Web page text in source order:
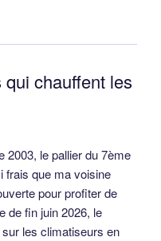
chauffent les
2003, le pallier du 7ème
frais que ma voisine
pour profiter de
de fin juin 2026, le
les climatiseurs en